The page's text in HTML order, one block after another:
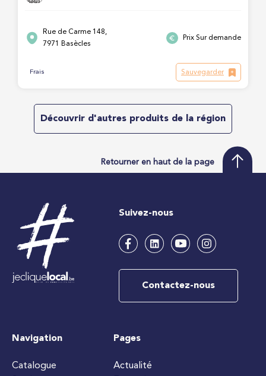
Rue de Carme 148,
7971 Basècles
Prix Sur demande
Frais Sauvegarder
Découvrir d'autres produits de la région
Retourner en haut de la page
Suivez-nous
Contactez-nous
Navigation
Catalogue
Pages
Actualité